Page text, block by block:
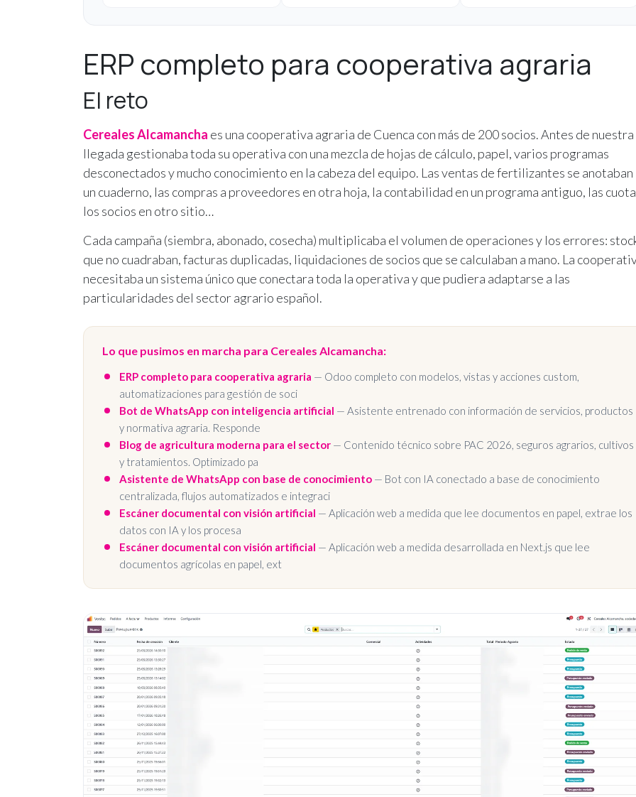
ERP completo para cooperativa agraria
El reto
Cereales Alcamancha es una cooperativa agraria de Cuenca con más de 200 socios. Antes de nuestra
llegada gestionaba toda su operativa con una mezcla de hojas de cálculo, papel, varios programas
desconectados y mucho conocimiento en la cabeza del equipo. Las ventas de fertilizantes se anotaban
un cuaderno, las compras a proveedores en otra hoja, la contabilidad en un programa antiguo, las
los socios en otro sitio…
Cada campaña (siembra, abonado, cosecha) multiplicaba el volumen de operaciones y los errores:
que no cuadraban, facturas duplicadas, liquidaciones de socios que se calculaban a mano. La
necesitaba un sistema único que conectara toda la operativa y que pudiera adaptarse a las
particularidades del sector agrario español.
Lo que pusimos en marcha para Cereales Alcamancha:
ERP completo para cooperativa agraria — Odoo completo con modelos, vistas y acciones custom,
automatizaciones para gestión de soci
Bot de WhatsApp con inteligencia artificial — Asistente entrenado con información de servicios, productos
y normativa agraria. Responde
Blog de agricultura moderna para el sector — Contenido técnico sobre PAC 2026, seguros agrarios, cultivos
y tratamientos. Optimizado pa
Asistente de WhatsApp con base de conocimiento — Bot con IA conectado a base de conocimiento
centralizada, flujos automatizados e integraci
Escáner documental con visión artificial — Aplicación web a medida que lee documentos en papel, extrae los
datos con IA y los procesa
Escáner documental con visión artificial — Aplicación web a medida desarrollada en Next.js que lee
documentos agrícolas en papel, ext